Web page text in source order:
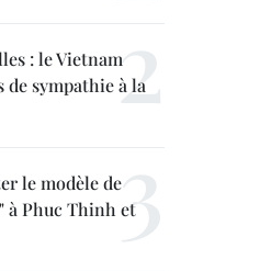
: le Vietnam
de sympathie à la
le modèle de
à Phuc Thinh et